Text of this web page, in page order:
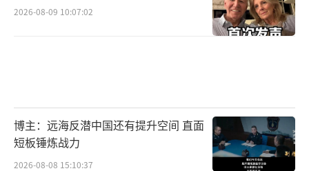
2026-08-09 10:07:02
博主：远海反潜中国还有提升空间 直面
短板锤炼战力
2026-08-08 15:10:37